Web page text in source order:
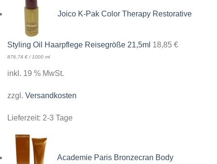
Joico K-Pak Color Therapy Restorative
Styling Oil Haarpflege Reisegröße 21,5ml 18,85 €
876,74 €/1000 ml
inkl. 19 % MwSt.
zzgl. Versandkosten
Lieferzeit: 2-3 Tage
Academie Paris Bronzecran Body